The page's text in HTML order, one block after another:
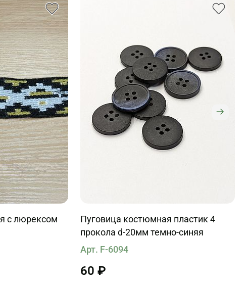
с люрексом
Пуговица костюмная пластик 4
прокола d-20мм темно-синяя
Арт. F-6094
60 ₽